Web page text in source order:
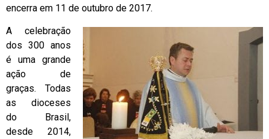
encerra em 11 de outubro de 2017.
A celebração
dos 300 anos
é uma grande
ação de
graças. Todas
as dioceses
do Brasil,
desde 2014,